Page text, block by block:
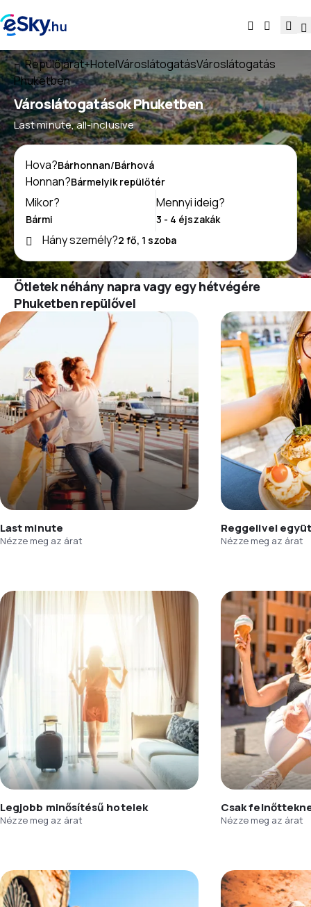
Repülőjárat+HotelVároslátogatásVároslátogatás
Phuketben
Városlátogatások Phuketben
Last minute, all-inclusive
Hova?
Honnan?
Mikor?
Mennyi ideig?
Hány személy?
Ötletek néhány napra vagy egy hétvégére
Phuketben repülővel
Last minute
Nézze meg az árat
Reggelivel
Nézze meg az árat
Legjobb minősítésű hotelek
Nézze meg az árat
Csak
Nézze meg az árat